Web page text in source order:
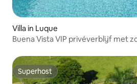
Villa in Luque
Buena Vista VIP privéverblijf met
Superhost
Superhost